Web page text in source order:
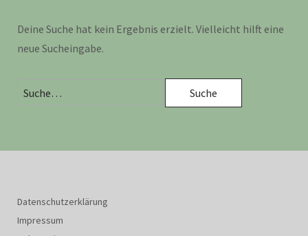
Deine Suche hat kein Ergebnis erzielt. Vielleicht hilft eine
neue Sucheingabe.
Datenschutzerklärung
Impressum